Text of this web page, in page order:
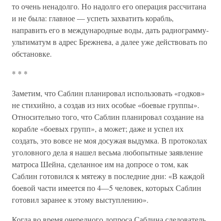
то очень ненадолго. Но надолго его операция рассчитана
и не была: главное — успеть захватить корабль,
направить его в международные воды, дать радиограмму-
ультиматум в адрес Брежнева, а далее уже действовать по
обстановке.
* * *
Заметим, что Саблин планировал использовать «годков»
не стихийно, а создав из них особые «боевые группы».
Относительно того, что Саблин планировал создание на
корабле «боевых групп», а может; даже и успел их
создать, это вовсе не моя досужая выдумка. В протоколах
уголовного дела я нашел весьма любопытные заявление
матроса Шейна, сделанное им на допросе о том, как
Саблин готовился к мятежу в последние дни: «В каждой
боевой части имеется по 4—5 человек, которых Саблин
готовил заранее к этому выступлению».